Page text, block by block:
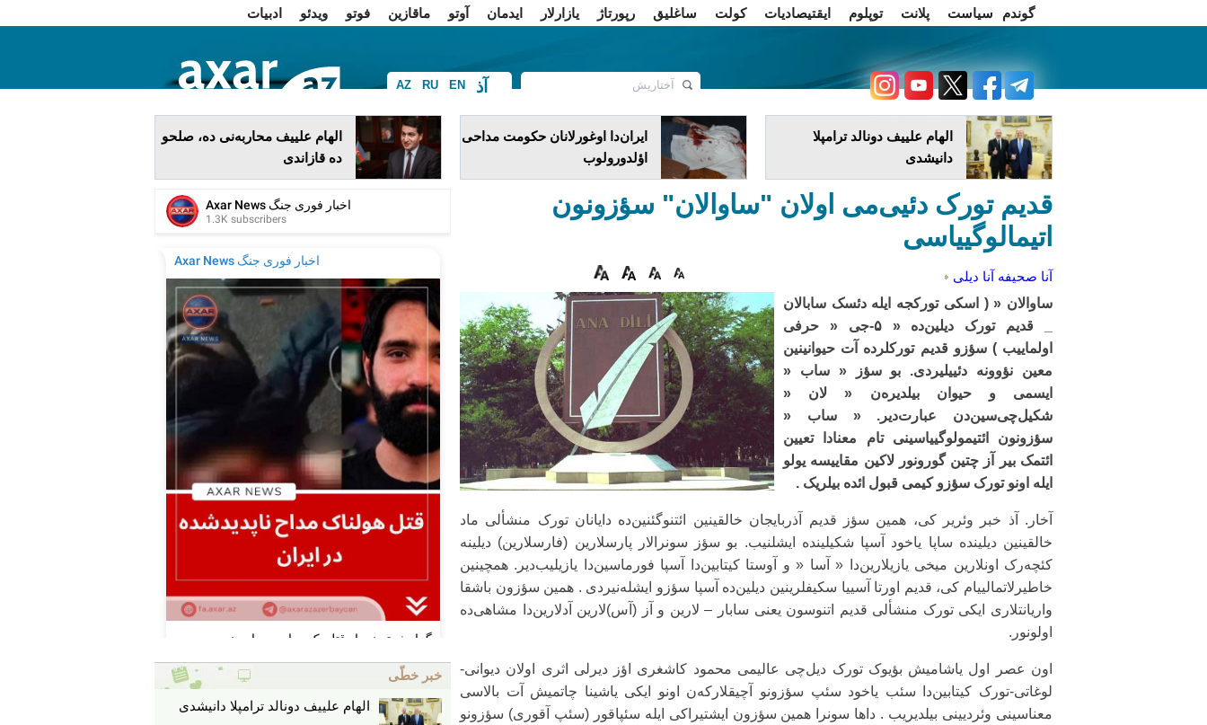
گوندم سیاست پلانت توپلوم ایقتیصادیات کولت ساغلیق رپورتاژ یازارلار ایدمان آوتو ماقازین فوتو ویدئو
ادبیات
AZ RU EN آذ
فا
الهام علییف دونالد ترامپلا
دانیشدی
ایران‌دا اوغورلانان حکومت مداحی
اؤلدورولوب
الهام علییف محاربه‌نی ده، صلحو
ده قازاندی
قدیم تورک دئیی‌می اولان "ساوالان" سؤزونون
اتیمالوگییاسی
آنا صحیفه آنا دیلی
ساوالان « ( اسکی تورکجه ایله دئسک سابالان
_ قدیم تورک دیلین‌ده « ۵-جی « حرفی
اولماییب ) سؤزو قدیم تورکلرده آت حیوانینین
معین نؤوونه دئییلیردی. بو سؤز « ساب «
ایسمی و حیوان بیلدیره‌ن « لان «
شکیل‌چی‌سین‌دن عبارت‌دیر. « ساب «
سؤزونون ائتیمولوگییاسینی تام معنادا تعیین
ائتمک بیر آز چتین گورونور لاکین مقاییسه یولو
ایله اونو تورک سؤزو کیمی قبول ائده بیلریک .
آخار. آذ خبر وئریر کی، همین سؤز قدیم آذربایجان خالقینین ائتنوگئنین‌ده دایانان تورک منشأ‌لی ماد
خالقینین دیلینده ساپا یاخود آسپا شکیلینده ایشلنیب. بو سؤز سونرالار پارسلارین (فارسلارین) دیلینه
کئچه‌رک اونلارین میخی یازیلارین‌دا « آسا « و آوستا کیتابین‌دا آسپا فورماسین‌دا یازیلیب‌دیر. همچینین
خاطیرلاتمالییام کی، قدیم اورتا آسییا سکیفلرینین دیلین‌ده آسپا سؤزو ایشله‌نیردی . همین سؤزون باشقا
واریانتلاری ایکی تورک منشأ‌لی قدیم اتنوسون یعنی سابار – لارین و آز (آس)لارین آدلارین‌دا مشاهی‌ده
اولونور.
اون عصر اول یاشامیش بؤیوک تورک دیل‌چی عالیمی محمود کاشغری اؤز دیرلی اثری اولان دیوانی-
لوغاتی-تورک کیتابین‌دا سئب یاخود سئپ سؤزونو آچیقلارکه‌ن اونو ایکی یاشینا چاتمیش آت بالاسی
معناسینی وئردیینی بیلدیریب . داها سونرا همین سؤزون ایشتیراکی ایله سئپاقور (سئپ آقوری) سؤزونو
خبر خطّی
الهام علییف دونالد ترامپلا دانیشدی